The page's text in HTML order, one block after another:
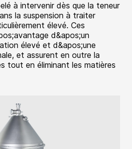
à intervenir dès que la teneur
la suspension à traiter
élevé. Ces
d&apos;un
élevé et d&apos;une
et assurent en outre la
tout en éliminant les matières